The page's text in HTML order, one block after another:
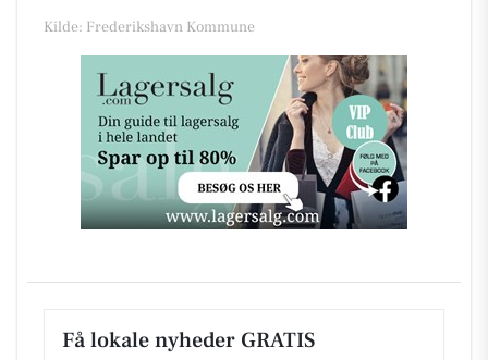
Kilde: Frederikshavn Kommune
Få lokale nyheder GRATIS